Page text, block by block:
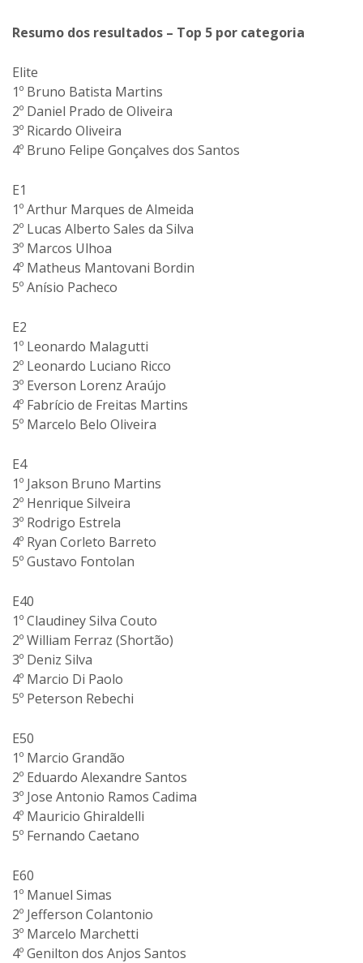
Resumo dos resultados – Top 5 por categoria
Elite
1º Bruno Batista Martins
2º Daniel Prado de Oliveira
3º Ricardo Oliveira
4º Bruno Felipe Gonçalves dos Santos
E1
1º Arthur Marques de Almeida
2º Lucas Alberto Sales da Silva
3º Marcos Ulhoa
4º Matheus Mantovani Bordin
5º Anísio Pacheco
E2
1º Leonardo Malagutti
2º Leonardo Luciano Ricco
3º Everson Lorenz Araújo
4º Fabrício de Freitas Martins
5º Marcelo Belo Oliveira
E4
1º Jakson Bruno Martins
2º Henrique Silveira
3º Rodrigo Estrela
4º Ryan Corleto Barreto
5º Gustavo Fontolan
E40
1º Claudiney Silva Couto
2º William Ferraz (Shortão)
3º Deniz Silva
4º Marcio Di Paolo
5º Peterson Rebechi
E50
1º Marcio Grandão
2º Eduardo Alexandre Santos
3º Jose Antonio Ramos Cadima
4º Mauricio Ghiraldelli
5º Fernando Caetano
E60
1º Manuel Simas
2º Jefferson Colantonio
3º Marcelo Marchetti
4º Genilton dos Anjos Santos